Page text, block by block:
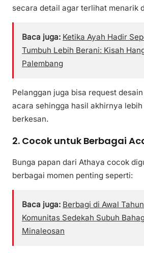
secara detail agar terlihat menarik
Baca juga: Ketika Ayah Hadir
Tumbuh Lebih Berani: Kisah
Palembang
Pelanggan juga bisa request
acara sehingga hasil akhirnya
berkesan.
2. Cocok untuk Berbagai
Bunga papan dari Athaya cocok
berbagai momen penting seperti:
Baca juga: Berbagi di Awal
Komunitas Sedekah Subuh
Minaleosan